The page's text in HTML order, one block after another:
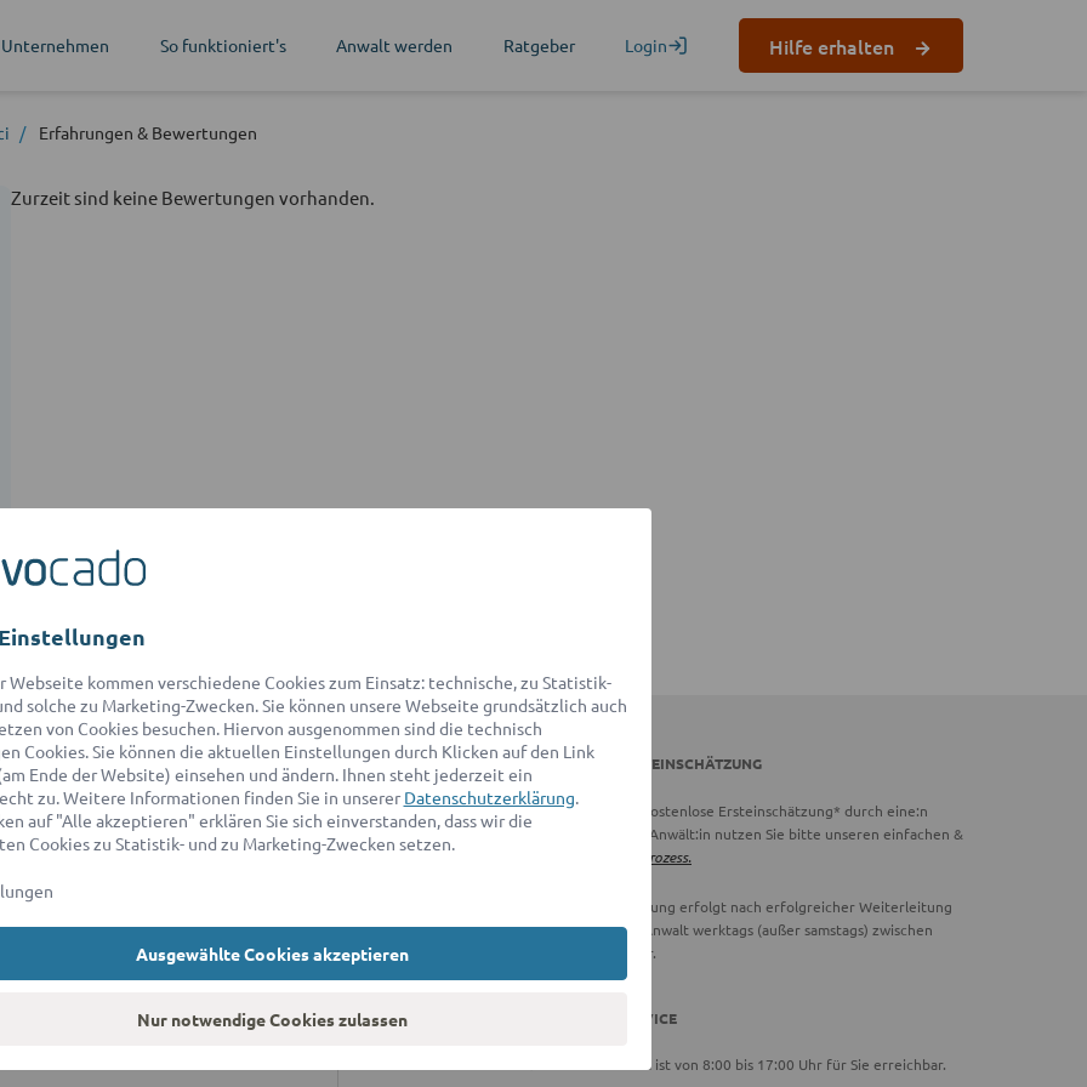
So funktioniert's Anwalt werden Ratgeber Login Hilfe erhalten
Erfahrungen & Bewertungen
Zurzeit sind keine Bewertungen vorhanden.
FÜR
Erbrecht
Markenrecht
ADVOCADO ERSTEINSCHÄTZUNG
Wichtig:
Für eine kostenlose Ersteinschätzung* durch eine:n
advocado Partner-Anwält:in nutzen Sie bitte unseren einfachen &
Online-Prozess.
*Die Ersteinschätzung erfolgt nach erfolgreicher Weiterleitung
an einen Partner-Anwalt werktags (außer samstags) zwischen
9:00 und 18:00 Uhr.
ADVOCADO SERVICE
Unser Serviceteam ist von 8:00 bis 17:00 Uhr für Sie erreichbar.
Webseite kommen verschiedene Cookies zum Einsatz: technische, zu Statistik-
solche zu Marketing-Zwecken. Sie können unsere Webseite grundsätzlich auch
von Cookies besuchen. Hiervon ausgenommen sind die technisch
Cookies. Sie können die aktuellen Einstellungen durch Klicken auf den Link
Ende der Website) einsehen und ändern. Ihnen steht jederzeit ein
zu. Weitere Informationen finden Sie in unserer Datenschutzerklärung.
auf "Alle akzeptieren" erklären Sie sich einverstanden, dass wir die
Cookies zu Statistik- und zu Marketing-Zwecken setzen.
Ausgewählte Cookies akzeptieren
Nur notwendige Cookies zulassen